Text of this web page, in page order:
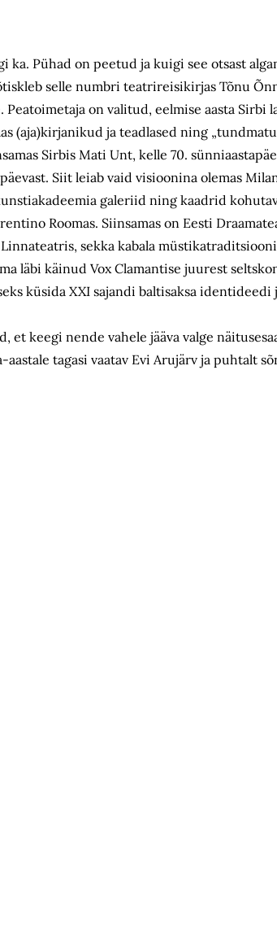
ka. Pühad on peetud ja kuigi see otsast
selle numbri teatrireisikirjas Tõnu
on valitud, eelmise aasta Sirbi
(aja)kirjanikud ja teadlased ning
Sirbis Mati Unt, kelle 70.
Siit leiab vaid visioonina olemas
galeriid ning kaadrid
Roomas. Siinsamas on Eesti
sekka kabala müstikatraditsiooni
läbi käinud Vox Clamantise juurest
küsida XXI sajandi baltisaksa
et keegi nende vahele jääva valge
tagasi vaatav Evi Arujärv ja puhtalt